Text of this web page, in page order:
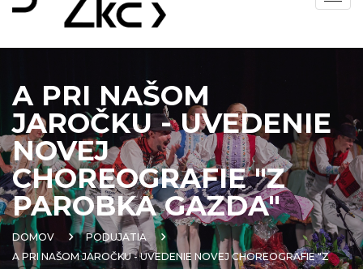
A PRI NAŠOM
JAROČKU - UVEDENIE
NOVEJ
CHOREOGRAFIE "Z
PAROBKA GAZDA"
DOMOV
PODUJATIA
A PRI NAŠOM JAROČKU - UVEDENIE NOVEJ CHOREOGRAFIE "Z